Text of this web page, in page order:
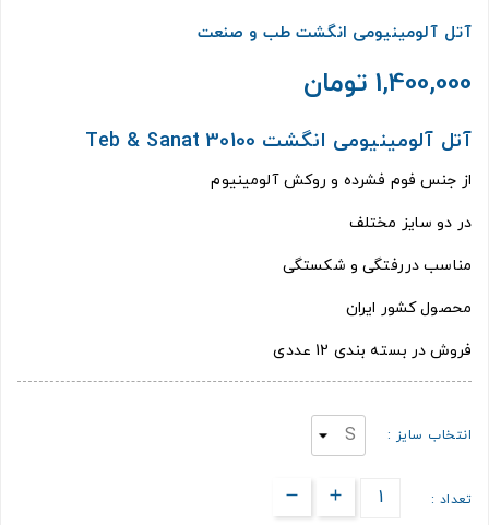
آتل آلومینیومی انگشت طب و صنعت
1,400,000 تومان
آتل آلومینیومی انگشت Teb & Sanat 30100
از جنس فوم فشرده و روکش آلومینیوم
در دو سایز مختلف
مناسب دررفتگی و شکستگی
محصول کشور ایران
فروش در بسته بندی 12 عددی
انتخاب سایز :
تعداد :